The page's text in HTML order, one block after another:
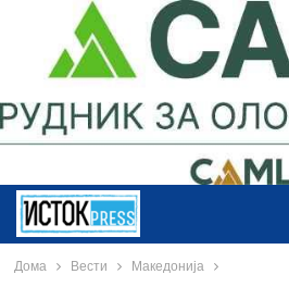
Дома Вести Македонија